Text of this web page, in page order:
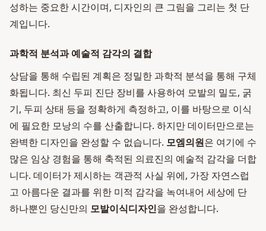
성하는 중요한 시간이며, 디자인의 큰 그림을 그리는 첫 단
계입니다.
과학적 분석과 예술적 감각의 결합
상담을 통해 수립된 계획은 정밀한 과학적 분석을 통해 구체
화됩니다. 최신 두피 진단 장비를 사용하여 모발의 밀도, 굵
기, 두피 상태 등을 정확하게 측정하고, 이를 바탕으로 이식
에 필요한 모낭의 수를 산출합니다. 하지만 데이터만으로는
완벽한 디자인을 완성할 수 없습니다. 모엠의원은 여기에 수
많은 임상 경험을 통해 축적된 의료진의 예술적 감각을 더합
니다. 데이터가 제시하는 객관적 사실 위에, 가장 자연스럽
고 아름다운 결과를 위한 미적 감각을 녹여내어 세상에 단
하나뿐인 당신만의 모발이식디자인을 완성합니다.